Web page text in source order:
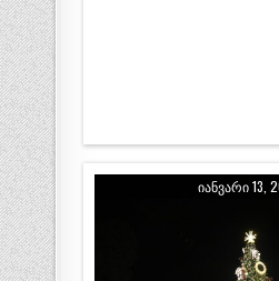
ᲘᲐᲜᲕᲐᲠᲘ 13,